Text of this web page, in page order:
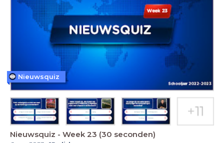
Nieuwsquiz - Week 23 (30 seconden)
Nieuwsquiz